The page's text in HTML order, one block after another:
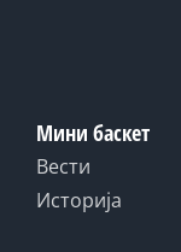
Мини баскет
Вести
Историја